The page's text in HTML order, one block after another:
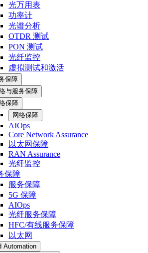
光万用表
功率计
光谱分析
OTDR 测试
PON 测试
光纤监控
虚拟测试和激活
保障
与服务保障
保障
网络保障
AIOps
Core Network Assurance
以太网保障
RAN Assurance
光纤监控
保障
服务保障
5G 保障
AIOps
光纤服务保障
HFC/有线服务保障
以太网
Automation